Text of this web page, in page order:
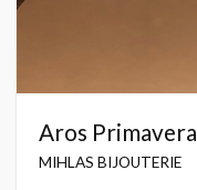
Aros Primavera
MIHLAS BIJOUTERIE